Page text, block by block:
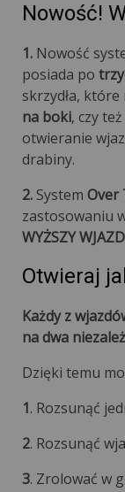
Nowość!
1. Nowość
posiada po
skrzydła,
na boki, czy też
otwieranie
drabiny.
2. System Over
zastosowaniu
WYŻSZY WJAZD
Otwieraj
Każdy z
na dwa
Dzięki temu
1. Rozsunąć
2. Rozsunąć
3. Zrolować w